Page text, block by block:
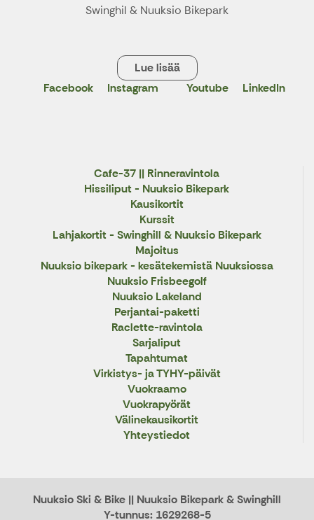
Swinghil & Nuuksio Bikepark
Lue lisää
Facebook
Instagram Youtube LinkedIn
Cafe-37 || Rinneravintola
Hissiliput - Nuuksio Bikepark
Kausikortit
Kurssit
Lahjakortit - Swinghill & Nuuksio Bikepark
Majoitus
Nuuksio bikepark - kesätekemistä Nuuksiossa
Nuuksio Frisbeegolf
Nuuksio Lakeland
Perjantai-paketti
Raclette-ravintola
Sarjaliput
Tapahtumat
Virkistys- ja TYHY-päivät
Vuokraamo
Vuokrapyörät
Välinekausikortit
Yhteystiedot
Nuuksio Ski & Bike || Nuuksio Bikepark & Swinghill
Y-tunnus: 1629268-5